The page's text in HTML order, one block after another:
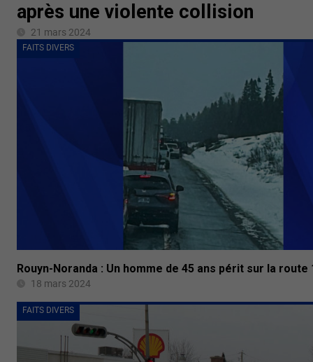
après une violente collision
21 mars 2024
FAITS DIVERS
Rouyn-Noranda : Un homme de 45 ans périt sur la route
18 mars 2024
FAITS DIVERS